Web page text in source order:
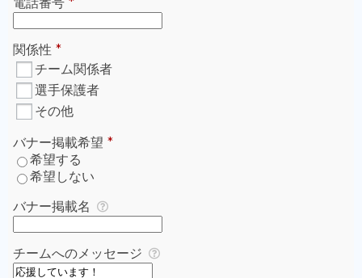
前に「@green-card.co.jp」のメールを受信できるように